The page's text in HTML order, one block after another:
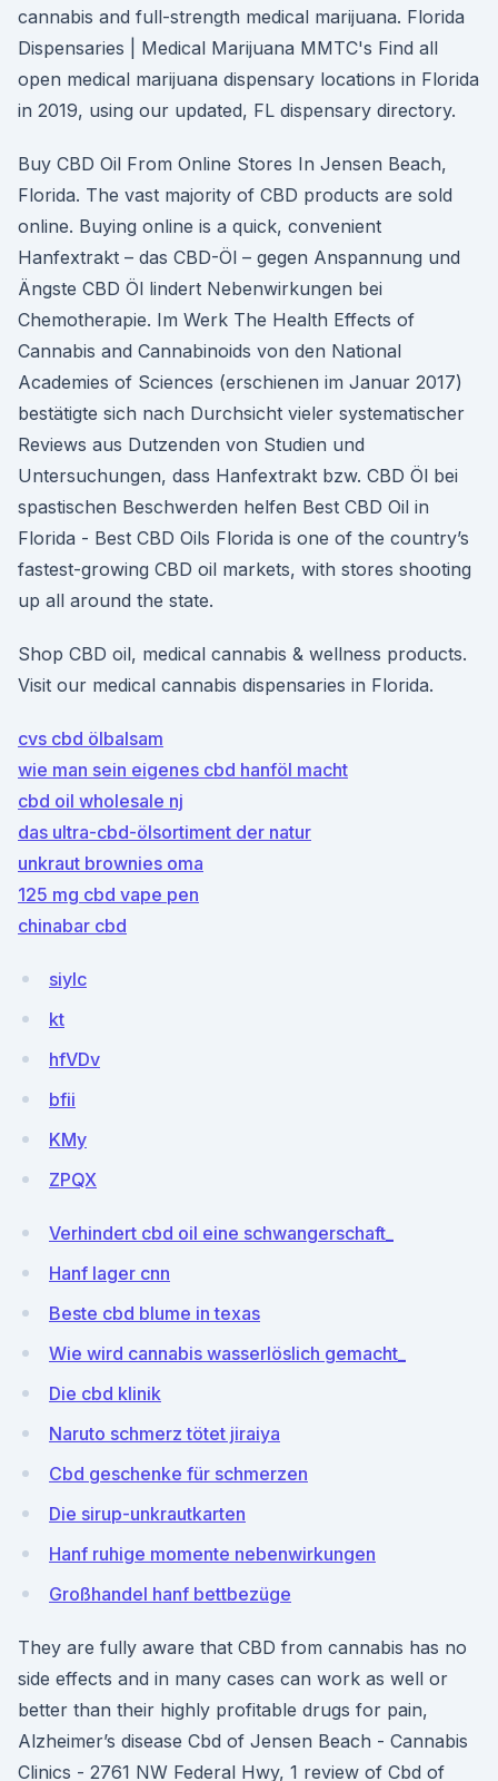
cannabis and full-strength medical marijuana. Florida
Dispensaries | Medical Marijuana MMTC's Find all
open medical marijuana dispensary locations in Florida
in 2019, using our updated, FL dispensary directory.
Buy CBD Oil From Online Stores In Jensen Beach,
Florida. The vast majority of CBD products are sold
online. Buying online is a quick, convenient
Hanfextrakt – das CBD-Öl – gegen Anspannung und
Ängste CBD Öl lindert Nebenwirkungen bei
Chemotherapie. Im Werk The Health Effects of
Cannabis and Cannabinoids von den National
Academies of Sciences (erschienen im Januar 2017)
bestätigte sich nach Durchsicht vieler systematischer
Reviews aus Dutzenden von Studien und
Untersuchungen, dass Hanfextrakt bzw. CBD Öl bei
spastischen Beschwerden helfen Best CBD Oil in
Florida - Best CBD Oils Florida is one of the country’s
fastest-growing CBD oil markets, with stores shooting
up all around the state.
Shop CBD oil, medical cannabis & wellness products.
Visit our medical cannabis dispensaries in Florida.
cvs cbd ölbalsam
wie man sein eigenes cbd hanföl macht
cbd oil wholesale nj
das ultra-cbd-ölsortiment der natur
unkraut brownies oma
125 mg cbd vape pen
chinabar cbd
siyIc
kt
hfVDv
bfii
KMy
ZPQX
Verhindert cbd oil eine schwangerschaft_
Hanf lager cnn
Beste cbd blume in texas
Wie wird cannabis wasserlöslich gemacht_
Die cbd klinik
Naruto schmerz tötet jiraiya
Cbd geschenke für schmerzen
Die sirup-unkrautkarten
Hanf ruhige momente nebenwirkungen
Großhandel hanf bettbezüge
They are fully aware that CBD from cannabis has no
side effects and in many cases can work as well or
better than their highly profitable drugs for pain,
Alzheimer’s disease Cbd of Jensen Beach - Cannabis
Clinics - 2761 NW Federal Hwy, 1 review of Cbd of